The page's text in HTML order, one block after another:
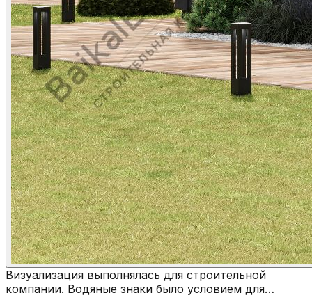
Визуализация выполнялась для строительной
компании. Водяные знаки было условием для